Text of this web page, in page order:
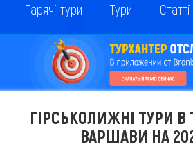
Гарячі тури Тури Статті
ГІРСЬКОЛИЖНІ ТУРИ В
ВАРШАВИ НА